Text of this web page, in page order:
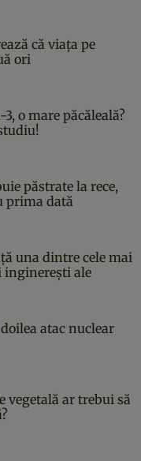
că viața pe
ori
o mare păcăleală?
păstrate la rece,
prima dată
una dintre cele mai
ale
atac nuclear
vegetală ar trebui să